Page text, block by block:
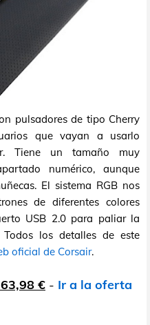
pulsadores de tipo Cherry
que vayan a usarlo
Tiene un tamaño muy
numérico, aunque
El sistema RGB nos
de diferentes colores
USB 2.0 para paliar la
los detalles de este
oficial de Corsair.
€ - Ir a la oferta